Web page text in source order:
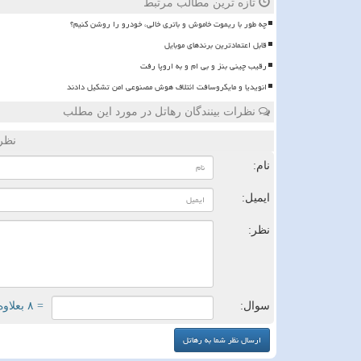
تازه ترین مطالب مرتبط
چه طور با ریموت خاموش و باتری خالی، خودرو را روشن کنیم؟
قابل اعتمادترین برندهای موبایل
رقیب چینی بنز و بی ام و به اروپا رفت
انویدیا و مایکروسافت ائتلاف هوش مصنوعی امن تشکیل دادند
نظرات بینندگان رهاتل در مورد این مطلب
نام:
ایمیل:
نظر:
سوال: = ۸ بعلاوه ۳